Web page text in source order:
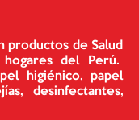
productos de Salud
del Perú.
higiénico, papel
desinfectantes,